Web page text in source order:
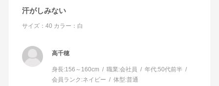
汗がしみない
サイズ：40 カラー：白
高千穂
身長:156～160cm 職業:会社員 年代:50代前半
会員ランク:ネイビー 体型:普通